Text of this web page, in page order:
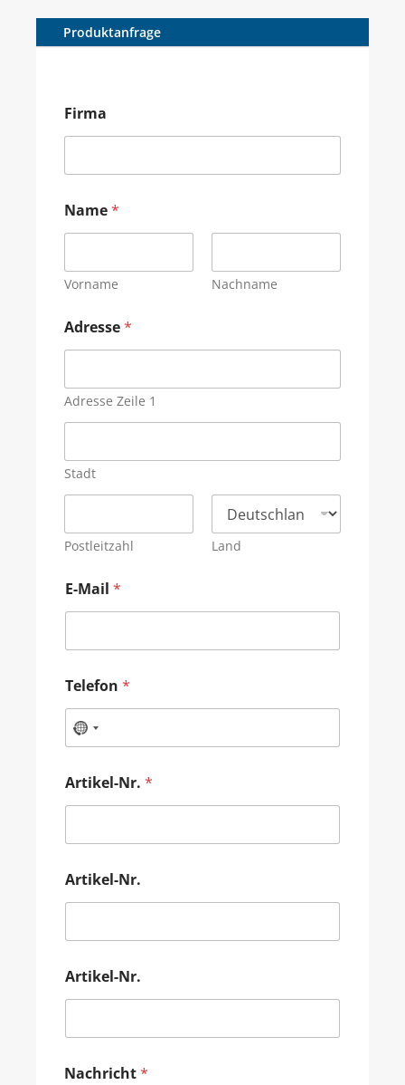
Produktanfrage
Firma
Name*
Vorname Nachname
Adresse*
Adresse Zeile 1
Stadt
Postleitzahl Land
E-Mail *
Telefon *
Artikel-Nr. *
Artikel-Nr.
Artikel-Nr.
Nachricht*